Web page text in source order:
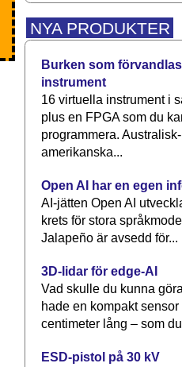
NYA PRODUKTER
Burken som
instrument
16 virtuella instrument i
plus en FPGA som du
programmera. Australisk-
amerikanska...
Open AI har en egen
AI-jätten Open AI
krets för stora
Jalapeño är avsedd för...
3D-lidar för edge-AI
Vad skulle du kunna
hade en kompakt sensor
centimeter lång – som
ESD-pistol på 30 kV